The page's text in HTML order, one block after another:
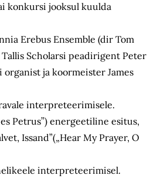
konkursi jooksul kuulda
Erebus Ensemble (dir Tom
Scholarsi peadirigent Peter
ja koormeister James
interpreteerimisele.
Petrus”) energeetiline esitus,
Issand”(„Hear My Prayer, O
interpreteerimisel.